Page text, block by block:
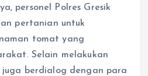
personel Polres Gresik
pertanian untuk
tomat yang
Selain melakukan
juga berdialog dengan para